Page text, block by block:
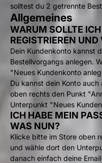
solltest du 2 getrennte
Allgemeines
WARUM SOLLTE
REGISTRIEREN
Dein Kundenkonto kannst
Bestellvorgangs anlegen.
"Neues Kundenkonto
Du kannst dein Konto
oben rechts den Punkt
Unterpunkt "Neues
ICH HABE MEIN
WAS NUN?
Klicke bitte im Store oben
und wähle dort den
danach einfach deine